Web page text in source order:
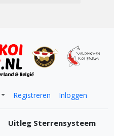
Registreren Inloggen
Uitleg Sterrensysteem